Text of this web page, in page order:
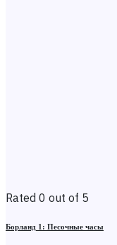
Rated 0 out of 5
Борланд 1: Песочные часы